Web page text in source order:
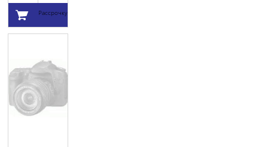
Рассрочку
корзину